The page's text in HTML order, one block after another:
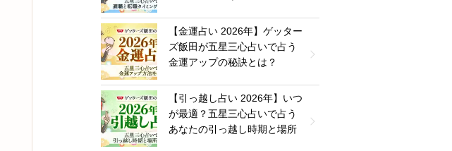
【金運占い 2026年】ゲッター
ズ飯田が五星三心占いで占う
金運アップの秘訣とは？
【引っ越し占い 2026年】いつ
が最適？五星三心占いで占う
あなたの引っ越し時期と場所